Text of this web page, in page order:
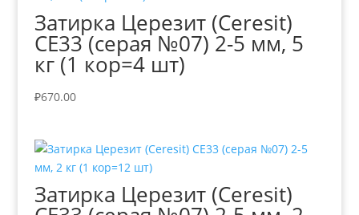
Затирка Церезит (Ceresit)
СЕ33 (серая №07) 2-5 мм, 5
кг (1 кор=4 шт)
₽670.00
Затирка Церезит (Ceresit)